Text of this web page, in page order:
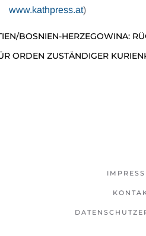
www.kathpress.at)
BOSNIEN-HERZEGOWINA:
ORDEN ZUSTÄNDIGER